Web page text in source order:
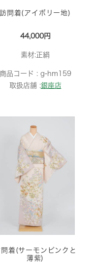
訪問着(アイボリー地)
44,000円
素材:正絹
商品コード : g-hm159
取扱店舗 :銀座店
着(サーモンピンクと
薄紫)